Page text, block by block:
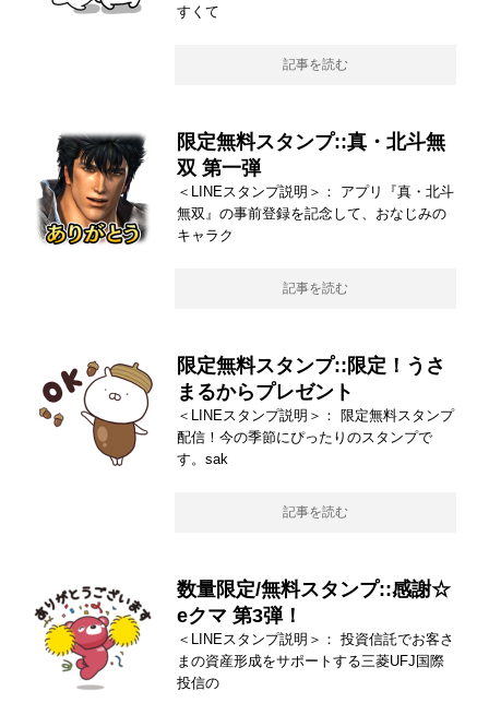
すくて
記事を読む
限定無料スタンプ::真・北斗無
双 第一弾
＜LINEスタンプ説明＞： アプリ『真・北斗
無双』の事前登録を記念して、おなじみの
キャラク
記事を読む
限定無料スタンプ::限定！うさ
まるからプレゼント
＜LINEスタンプ説明＞： 限定無料スタンプ
配信！今の季節にぴったりのスタンプで
す。sak
記事を読む
数量限定/無料スタンプ::感謝☆
eクマ 第3弾！
＜LINEスタンプ説明＞： 投資信託でお客さ
まの資産形成をサポートする三菱UFJ国際
投信の